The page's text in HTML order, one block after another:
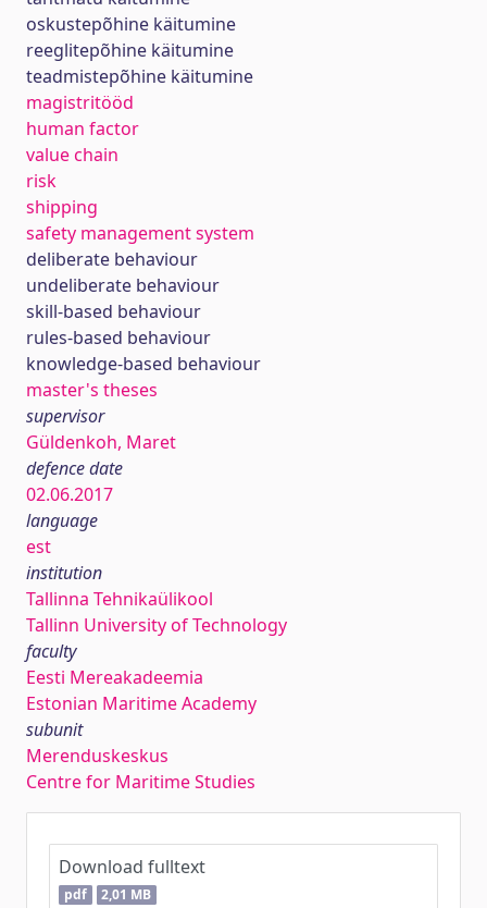
oskustepõhine käitumine
reeglitepõhine käitumine
teadmistepõhine käitumine
magistritööd
human factor
value chain
risk
shipping
safety management system
deliberate behaviour
undeliberate behaviour
skill-based behaviour
rules-based behaviour
knowledge-based behaviour
master's theses
supervisor
Güldenkoh, Maret
defence date
02.06.2017
language
est
institution
Tallinna Tehnikaülikool
Tallinn University of Technology
faculty
Eesti Mereakadeemia
Estonian Maritime Academy
subunit
Merenduskeskus
Centre for Maritime Studies
Download fulltext
pdf 2,01 MB